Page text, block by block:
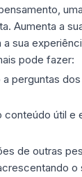
Aumenta a
sua
pode fazer:
perguntas
conteúdo útil e
de outras
o